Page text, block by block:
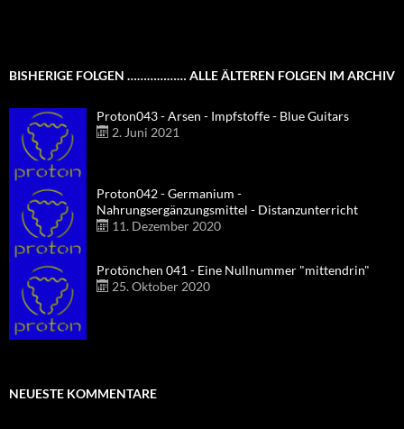
BISHERIGE FOLGEN ……………… ALLE ÄLTEREN FOLGEN IM ARCHIV
Proton043 - Arsen - Impfstoffe - Blue Guitars
2. Juni 2021
Proton042 - Germanium -
Nahrungsergänzungsmittel - Distanzunterricht
11. Dezember 2020
Protönchen 041 - Eine Nullnummer "mittendrin"
25. Oktober 2020
NEUESTE KOMMENTARE